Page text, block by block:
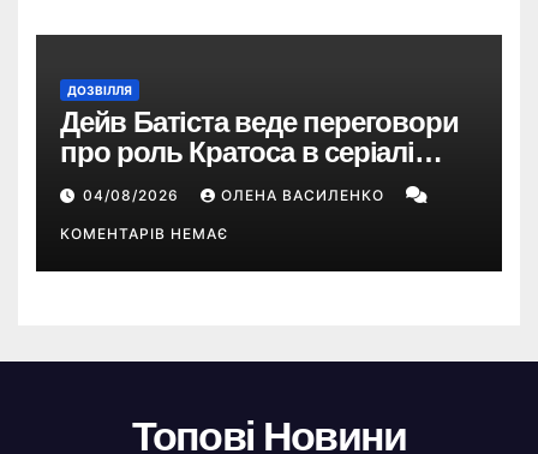
ДОЗВІЛЛЯ
Дейв Батіста веде переговори
про роль Кратоса в серіалі
«God of War» від Amazon
04/08/2026 ОЛЕНА ВАСИЛЕНКО
КОМЕНТАРІВ НЕМАЄ
Топові Новини